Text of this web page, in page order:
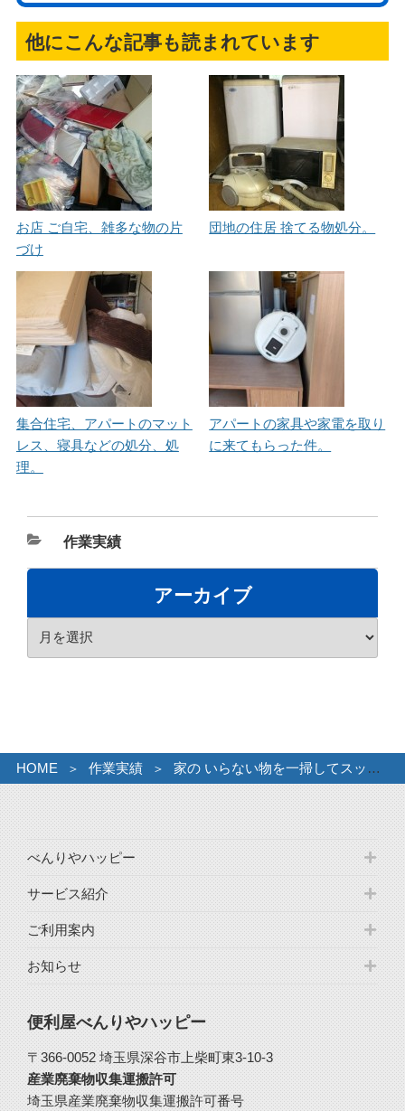
他にこんな記事も読まれています
お店 ご自宅、雑多な物の片
づけ
団地の住居 捨てる物処分。
集合住宅、アパートのマット
レス、寝具などの処分、処
理。
アパートの家具や家電を取り
に来てもらった件。
カ
テ
ー
作業実績
アーカイブ
HOME 作業実績 家の いらない物を一掃してスッキリ。
べんりやハッピー
サービス紹介
ご利用案内
お知らせ
便利屋べんりやハッピー
〒366-0052 埼玉県深谷市上柴町東3-10-3
産業廃棄物収集運搬許可
埼玉県産業廃棄物収集運搬許可番号